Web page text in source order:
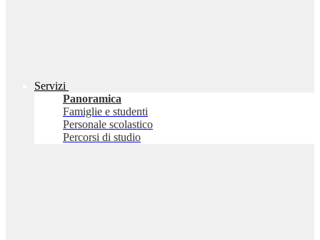
Servizi
Panoramica
Famiglie e studenti
Personale scolastico
Percorsi di studio